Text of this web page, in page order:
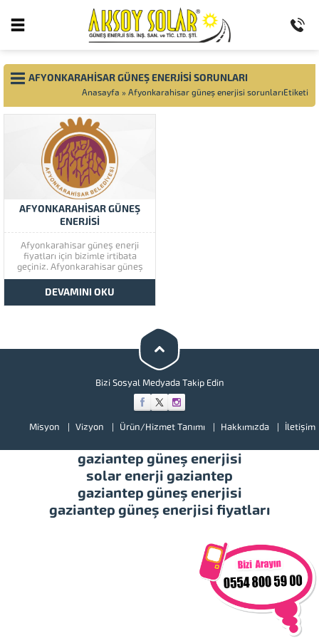
AFYONKARAHISAR GÜNEŞ ENERJISI SORUNLARI
Anasayfa » Afyonkarahisar güneş enerjisi sorunlarıEtiketi
AFYONKARAHİSAR GÜNEŞ
ENERJİSİ
Afyonkarahisar güneş enerji
fiyatları için bizimle irtibata
geçiniz. Afyonkarahisar güneş
enerjisi müşteri memnuniyetine
çok önem vermektedir.
Afyonkarahisar güneş
enerjisinin kaliteli ürünlerini
illerimizde hizmet vermekteyiz.
DEVAMINI OKU
Bizi Sosyal Medyada Takip Edin
Misyon Vizyon Ürün/Hizmet Tanımı Hakkımızda İletişim
gaziantep güneş enerjisi
solar enerji gaziantep
gaziantep güneş enerjisi
gaziantep güneş enerjisi fiyatları